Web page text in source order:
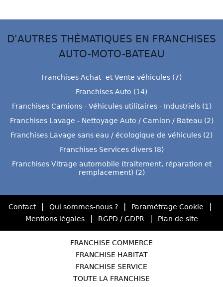
D'AUTRES THÉMATIQUES EN FRANCHISES
AUTO-MOTO-BATEAU
Franchises Achat et Vente véhicules (7)
Franchises Auto (14)
Franchises Camions - Véhicules utilitaires - Industriels (1)
Franchises Lavage - Nettoyage Auto / Camion / Bateau (2)
Franchises Lavage sans eau / écologique de véhicules (2)
Franchises Services divers (8)
Franchises Vitrage automobile (traitement, réparation et
remplacement) (2)
Contact Qui sommes-nous ? Paramétrage Cookie
Mentions légales RGPD / GDPR Plan de site
FRANCHISE COMMERCE
FRANCHISE HABITAT
FRANCHISE SERVICE
TOUTE LA FRANCHISE